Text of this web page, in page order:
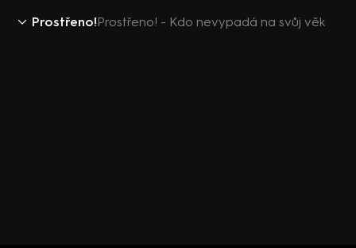
Prostřeno!Prostřeno! - Kdo nevypadá na svůj věk